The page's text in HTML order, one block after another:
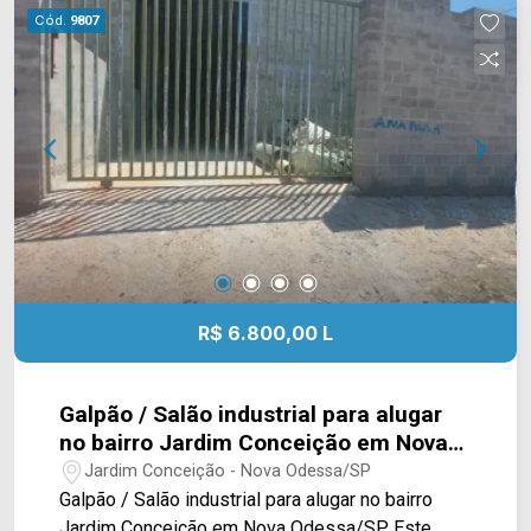
conta com diversas outras indústrias ao redor e
fácil acesso a Americana. Entre em contato com a
equipe da Arbix Imóveis e agende a sua visita!!
WhatsApp e Telefone: (19) 3475-4546 ARBIX
IMÓVEIS - Presente em cada mudança!
Cód. 9807
R$ 6.800,00 L
Galpão / Salão industrial para alugar
no bairro Jardim Conceição em Nova
Odessa/SP
Jardim Conceição - Nova Odessa/SP
Galpão / Salão industrial para alugar no bairro